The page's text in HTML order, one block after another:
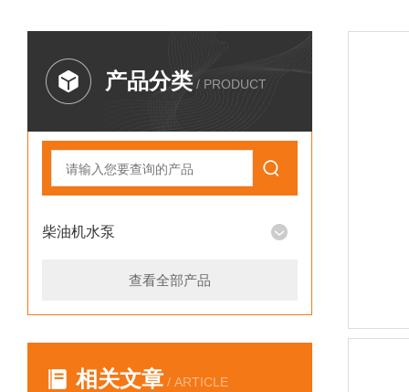
产品分类 / PRODUCT
柴油机水泵
查看全部产品
相关文章 / ARTICLE